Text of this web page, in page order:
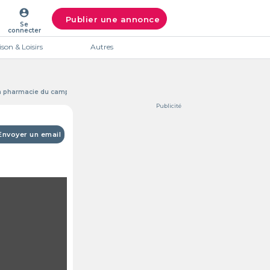
account_circle
Se
connecter
Publier une annonce
& Loisirs Autres
du campus
un email
Publicité